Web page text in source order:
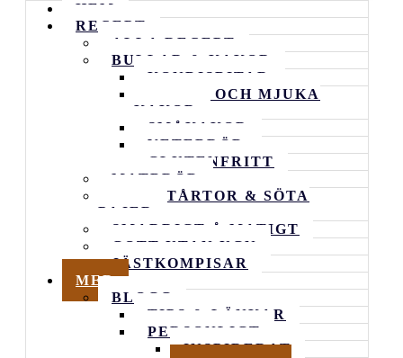
HEM
RECEPT
ALLA RECEPT
BULLAR & KAKOR
KONDISBITAR
RUTOR OCH MJUKA
KAKOR
SMÅKAKOR
VETEBRÖD
GLUTENFRITT
MATBRÖD
GODA TÅRTOR & SÖTA
PAJER
SMARRIGT Å MATIGT
GOTT UTAN UGN
JÄSTKOMPISAR
MER
BLOGG
TIPS & LÄNKAR
PERSONLIGT
INSPIRERAT